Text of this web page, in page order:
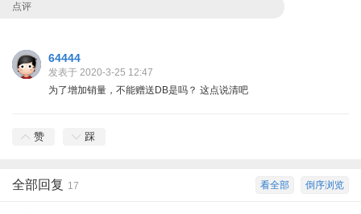
点评
64444
发表于 2020-3-25 12:47
为了增加销量，不能赠送DB是吗？ 这点说清吧
赞 踩
倒序浏览
看全部
全部回复 17